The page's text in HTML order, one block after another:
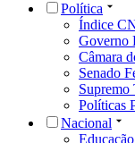
Política
Índice
Governo
Câmara
Senado
Supremo
Políticas
Nacional
Educação